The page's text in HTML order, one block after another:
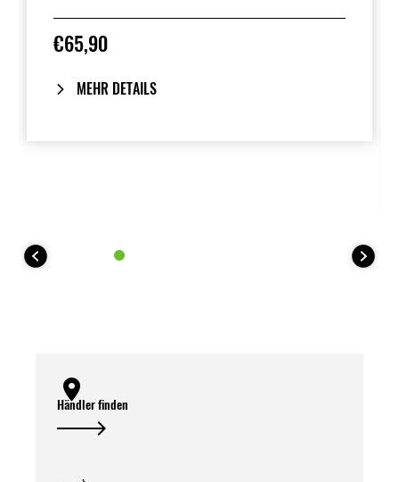
verschlossen werden.
Die maximale Gesamtleistung beträgt 3
€65,90
MEHR DETAILS
Händler finden